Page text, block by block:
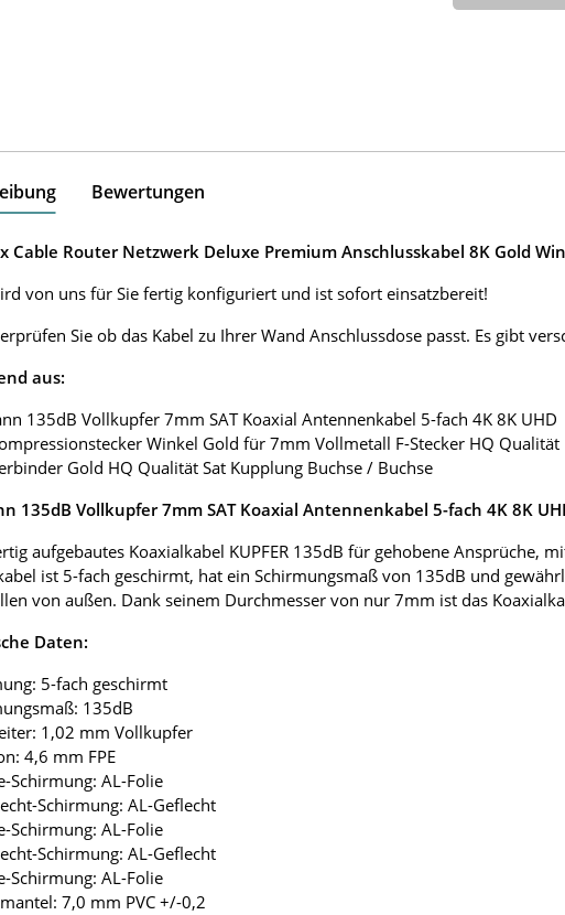
Bewertungen
Cable Router Netzwerk Deluxe Premium Anschlusskabel 8K Gold
von uns für Sie fertig konfiguriert und ist sofort einsatzbereit!
Sie ob das Kabel zu Ihrer Wand Anschlussdose passt. Es gibt
aus:
135dB Vollkupfer 7mm SAT Koaxial Antennenkabel 5-fach 4K 8K UHD
Winkel Gold für 7mm Vollmetall F-Stecker HQ Qualität
Gold HQ Qualität Sat Kupplung Buchse / Buchse
135dB Vollkupfer 7mm SAT Koaxial Antennenkabel 5-fach 4K 8K
aufgebautes Koaxialkabel KUPFER 135dB für gehobene Ansprüche,
ist 5-fach geschirmt, hat ein Schirmungsmaß von 135dB und
von außen. Dank seinem Durchmesser von nur 7mm ist das
Daten:
5-fach geschirmt
135dB
1,02 mm Vollkupfer
4,6 mm FPE
Schirmung: AL-Folie
Schirmung: AL-Geflecht
Schirmung: AL-Folie
Schirmung: AL-Geflecht
Schirmung: AL-Folie
7,0 mm PVC +/-0,2